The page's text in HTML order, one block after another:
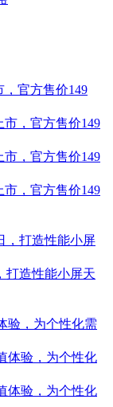
官方售价149
打造性能小屏天
验，为个性化需